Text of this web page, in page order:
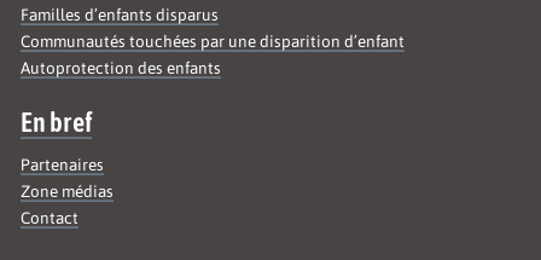
Familles d’enfants disparus
Communautés touchées par une disparition d’enfant
Autoprotection des enfants
En bref
Partenaires
Zone médias
Contact